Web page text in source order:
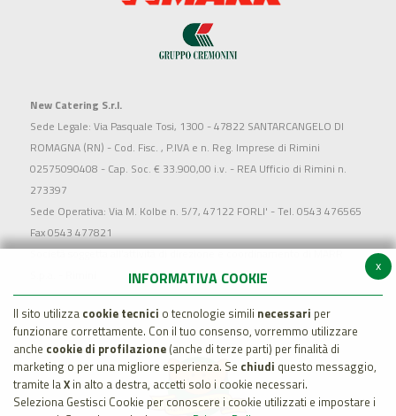
New Catering S.r.l.
Sede Legale: Via Pasquale Tosi, 1300 - 47822 SANTARCANGELO DI
ROMAGNA (RN) - Cod. Fisc. , P.IVA e n. Reg. Imprese di Rimini
02575090408 - Cap. Soc. € 33.900,00 i.v. - REA Ufficio di Rimini n.
273397
Sede Operativa: Via M. Kolbe n. 5/7, 47122 FORLI' - Tel. 0543 476565
Fax 0543 477821
Società soggetta all'attività di direzione e coordinamento di MARR
x
INFORMATIVA COOKIE
Il sito utilizza cookie tecnici o tecnologie simili necessari per
funzionare correttamente. Con il tuo consenso, vorremmo utilizzare
anche cookie di profilazione (anche di terze parti) per finalità di
marketing o per una migliore esperienza. Se chiudi questo messaggio,
tramite laX in alto a destra, accetti solo i cookie necessari.
Seleziona Gestisci Cookie per conoscere i cookie utilizzati e impostare i